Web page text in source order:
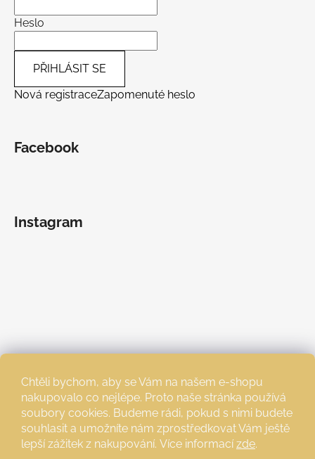
Chtěli bychom, aby se Vám na našem e-shopu
nakupovalo co nejlépe. Proto naše stránka používá
soubory cookies. Budeme rádi, pokud s nimi budete
souhlasit a umožníte nám zprostředkovat Vám ještě
lepší zážitek z nakupování. Více informací zde.
Heslo
PŘIHLÁSIT SE
Nová registraceZapomenuté heslo
Facebook
Instagram